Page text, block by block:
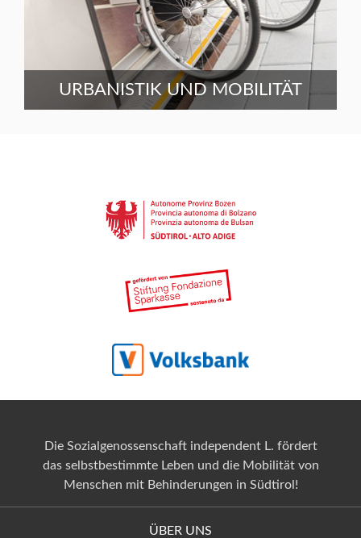
URBANISTIK UND MOBILITÄT
Die Sozialgenossenschaft independent L. fördert
das selbstbestimmte Leben und die Mobilität von
Menschen mit Behinderungen in Südtirol!
ÜBER UNS